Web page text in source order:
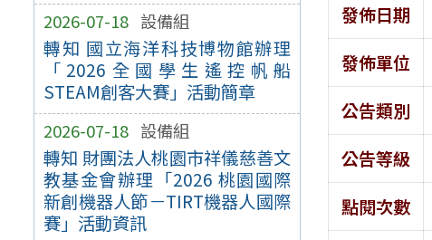
2026-07-18 設備組
轉知 國立海洋科技博物館辦理
「2026全國學生遙控帆船
STEAM創客大賽」活動簡章
2026-07-18 設備組
轉知 財團法人桃園市祥儀慈善文
教基金會辦理「2026 桃園國際
新創機器人節－TIRT機器人國際
賽」活動資訊
發佈日期
發佈單位
公告類別
公告等級
點閱次數